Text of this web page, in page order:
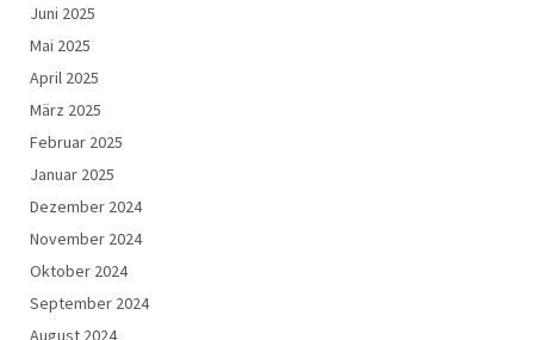
Juni 2025
Mai 2025
April 2025
März 2025
Februar 2025
Januar 2025
Dezember 2024
November 2024
Oktober 2024
September 2024
August 2024